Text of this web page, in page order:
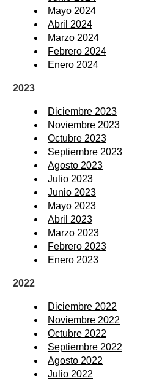
Mayo 2024
Abril 2024
Marzo 2024
Febrero 2024
Enero 2024
2023
Diciembre 2023
Noviembre 2023
Octubre 2023
Septiembre 2023
Agosto 2023
Julio 2023
Junio 2023
Mayo 2023
Abril 2023
Marzo 2023
Febrero 2023
Enero 2023
2022
Diciembre 2022
Noviembre 2022
Octubre 2022
Septiembre 2022
Agosto 2022
Julio 2022